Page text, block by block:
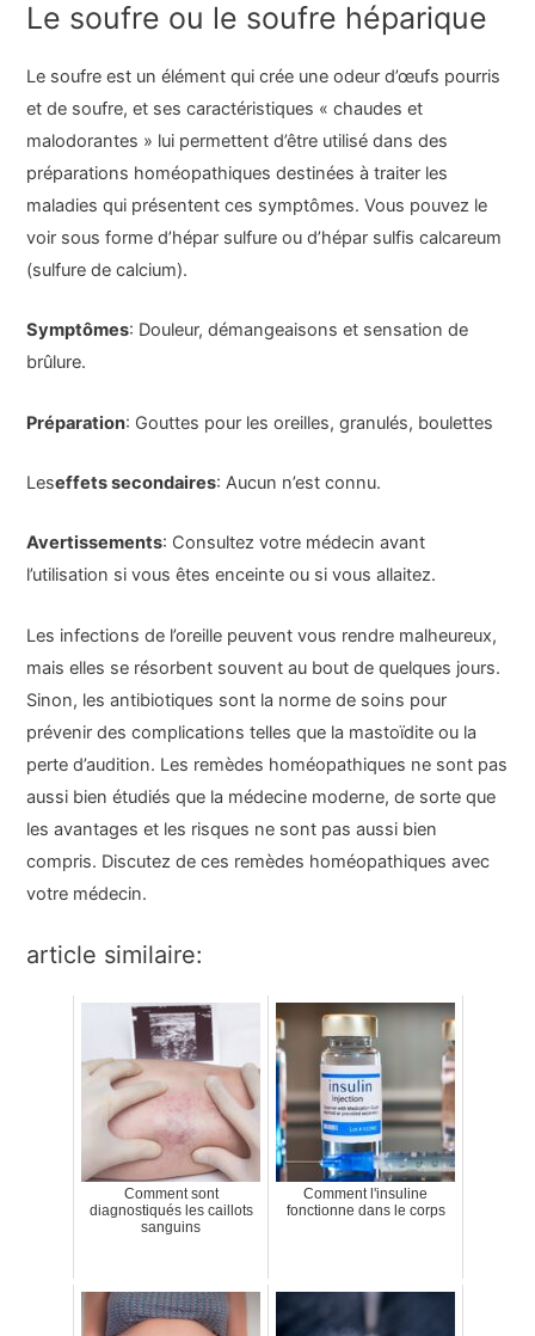
Le soufre ou le soufre héparique
Le soufre est un élément qui crée une odeur d’œufs pourris
et de soufre, et ses caractéristiques « chaudes et
malodorantes » lui permettent d’être utilisé dans des
préparations homéopathiques destinées à traiter les
maladies qui présentent ces symptômes. Vous pouvez le
voir sous forme d’hépar sulfure ou d’hépar sulfis calcareum
(sulfure de calcium).
Symptômes: Douleur, démangeaisons et sensation de
brûlure.
Préparation: Gouttes pour les oreilles, granulés, boulettes
Leseffets secondaires: Aucun n’est connu.
Avertissements: Consultez votre médecin avant
l’utilisation si vous êtes enceinte ou si vous allaitez.
Les infections de l’oreille peuvent vous rendre malheureux,
mais elles se résorbent souvent au bout de quelques jours.
Sinon, les antibiotiques sont la norme de soins pour
prévenir des complications telles que la mastoïdite ou la
perte d’audition. Les remèdes homéopathiques ne sont pas
aussi bien étudiés que la médecine moderne, de sorte que
les avantages et les risques ne sont pas aussi bien
compris. Discutez de ces remèdes homéopathiques avec
votre médecin.
article similaire:
Comment sont
diagnostiqués les caillots
sanguins
Comment l'insuline
fonctionne dans le corps